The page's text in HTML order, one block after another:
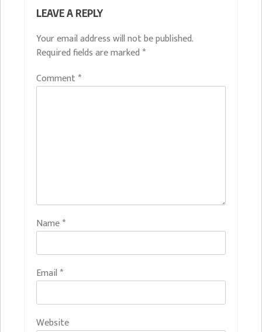
LEAVE A REPLY
Your email address will not be published.
Required fields are marked *
Comment*
Name*
Email *
Website